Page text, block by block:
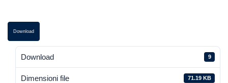
Download
Download 9
Dimensioni file 71.19 KB